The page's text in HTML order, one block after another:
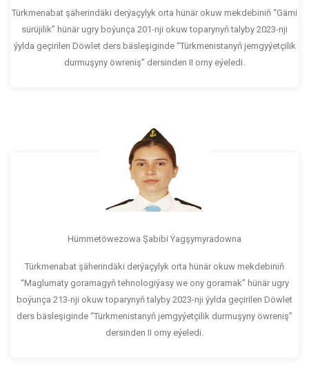
Türkmenabat şäherindäki derýaçylyk orta hünär okuw mekdebiniň “Gämi
sürüjilik” hünär ugry boýunça 201-nji okuw toparynyň talyby 2023-nji
ýylda geçirilen Döwlet ders bäsleşiginde “Türkmenistanyň jemgyýetçilik
durmuşyny öwreniş” dersinden II orny eýeledi.
Hümmetöwezowa Şabibi Ýagşymyradowna
Türkmenabat şäherindäki derýaçylyk orta hünär okuw mekdebiniň
“Maglumaty goramagyň tehnologiýasy we ony goramak” hünär ugry
boýunça 213-nji okuw toparynyň talyby 2023-nji ýylda geçirilen Döwlet
ders bäsleşiginde “Türkmenistanyň jemgyýetçilik durmuşyny öwreniş”
dersinden II orny eýeledi.